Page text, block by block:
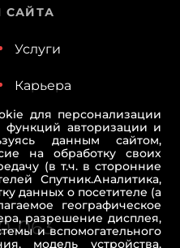
САЙТА
Услуги
Карьера
063
для персонализации
функций авторизации и
данным сайтом,
на обработку своих
(в т.ч. в сторонние
Спутник.Аналитика,
данных о посетителе (а
географическое
разрешение дисплея,
и вспомогательного
модель устройства,